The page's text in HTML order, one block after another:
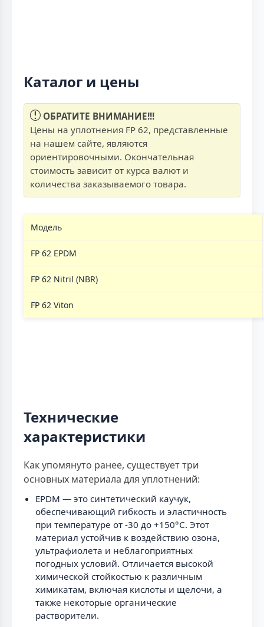
Каталог и цены
ОБРАТИТЕ ВНИМАНИЕ!!!
Цены на уплотнения FP 62, представленные
на нашем сайте, являются
ориентировочными. Окончательная
стоимость зависит от курса валют и
количества заказываемого товара.
Модель
FP 62 EPDM
FP 62 Nitril (NBR)
FP 62 Viton
Технические
характеристики
Как упомянуто ранее, существует три
основных материала для уплотнений:
EPDM — это синтетический каучук,
обеспечивающий гибкость и эластичность
при температуре от -30 до +150°C. Этот
материал устойчив к воздействию озона,
ультрафиолета и неблагоприятных
погодных условий. Отличается высокой
химической стойкостью к различным
химикатам, включая кислоты и щелочи, а
также некоторые органические
растворители.